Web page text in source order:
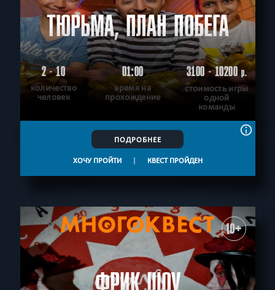
ТЮРЬМА, ПЛАН ПОБЕГА
2 - 10
количество
человек
01:00
время на
прохождение
3100 - 10200р.
стоимость игры
одной
команды
ПОДРОБНЕЕ
ХОЧУ ПРОЙТИ | КВЕСТ ПРОЙДЕН
10+